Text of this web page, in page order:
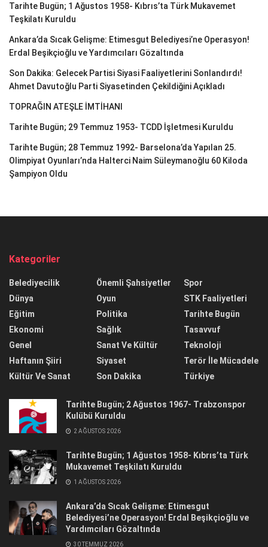
Tarihte Bugün; 1 Ağustos 1958- Kıbrıs’ta Türk Mukavemet
Teşkilatı Kuruldu
Ankara’da Sıcak Gelişme: Etimesgut Belediyesi’ne Operasyon!
Erdal Beşikçioğlu ve Yardımcıları Gözaltında
Son Dakika: Gelecek Partisi Siyasi Faaliyetlerini Sonlandırdı!
Ahmet Davutoğlu Parti Siyasetinden Çekildiğini Açıkladı
TOPRAĞIN ATEŞLE İMTİHANI
Tarihte Bugün; 29 Temmuz 1953- TCDD İşletmesi Kuruldu
Tarihte Bugün; 28 Temmuz 1992- Barselona’da Yapılan 25.
Olimpiyat Oyunları’nda Halterci Naim Süleymanoğlu 60 Kiloda
Şampiyon Oldu
Kategoriler
Belediyecilik
Dünya
Eğitim
Ekonomi
Genel
Haftanın Şiiri
Kültür Ve Sanat
Önemli Şahsiyetler
Oyun
Politika
Sağlık
Sanat Ve Kültür
Siyaset
Son Dakika
Spor
STK Faaliyetleri
Tarihte Bugün
Tasavvuf
Teknoloji
Terör İle Mücadele
Türkiye
Tarihte Bugün; 2 Ağustos 1967- Trabzonspor
Kulübü Kuruldu
2 AĞUSTOS 2026
Tarihte Bugün; 1 Ağustos 1958- Kıbrıs’ta Türk
Mukavemet Teşkilatı Kuruldu
1 AĞUSTOS 2026
Ankara’da Sıcak Gelişme: Etimesgut
Belediyesi’ne Operasyon! Erdal Beşikçioğlu ve
Yardımcıları Gözaltında
30 TEMMUZ 2026